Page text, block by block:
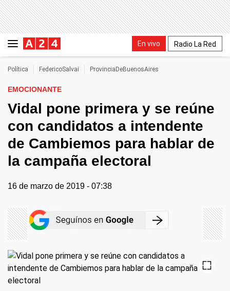
En vivo Radio La Red
Política FedericoSalvai ProvinciaDeBuenosAires
EMOCIONANTE
Vidal pone primera y se reúne
con candidatos a intendente
de Cambiemos para hablar de
la campaña electoral
16 de marzo de 2019 - 07:38